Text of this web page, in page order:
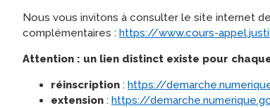
Nous vous invitons à consulter le site internet
complémentaires : https://www.cours-
Attention : un lien distinct existe pour
réinscription : https://
extension : https://